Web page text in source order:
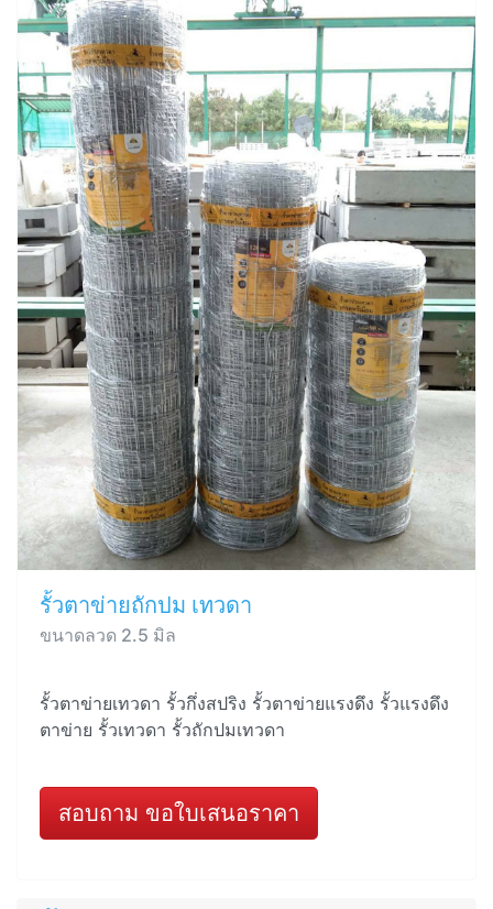
รั้วตาข่ายถักปม เทวดา
ขนาดลวด 2.5 มิล
รั้วตาข่ายเทวดา รั้วกึ่งสปริง รั้วตาข่ายแรงดึง รั้วแรงดึง
ตาข่าย รั้วเทวดา รั้วถักปมเทวดา
สอบถาม ขอใบเสนอราคา